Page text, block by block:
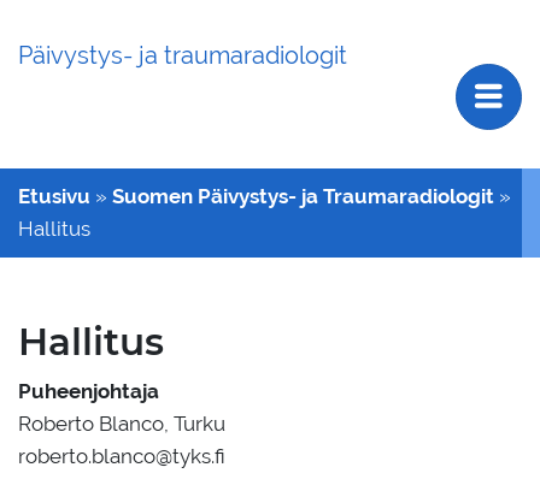
Päivystys- ja traumaradiologit
Etusivu » Suomen Päivystys- ja Traumaradiologit »
Hallitus
Hallitus
Puheenjohtaja
Roberto Blanco, Turku
roberto.blanco@tyks.fi